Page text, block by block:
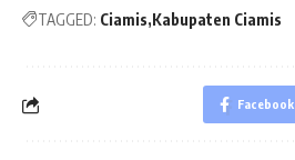
TAGGED: Ciamis Kabupaten Ciamis
Facebook